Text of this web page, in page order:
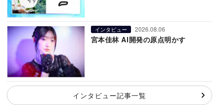
インタビュー 2026.08.06
宮本佳林 AI開発の原点明かす
インタビュー記事一覧